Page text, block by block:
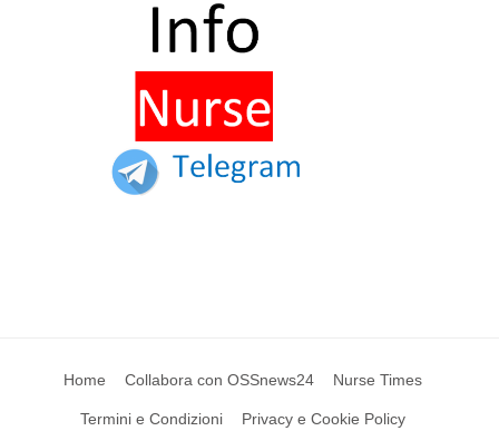
Home Collabora con OSSnews24 Nurse Times
Termini e Condizioni Privacy e Cookie Policy